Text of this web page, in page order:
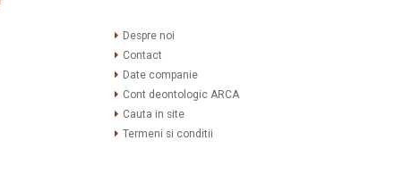
Despre noi
Contact
Date companie
Cont deontologic ARCA
Cauta in site
Termeni si conditii